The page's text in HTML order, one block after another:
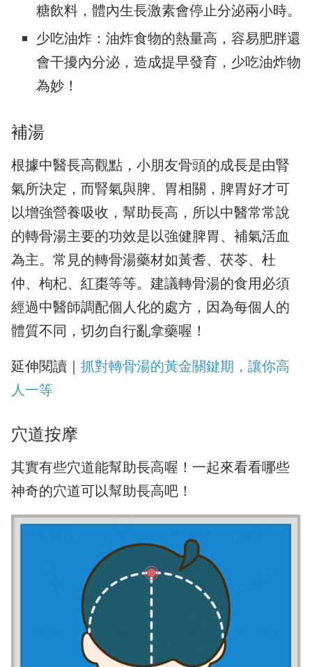
糖飲料，體內生長激素會停止分泌兩小時。
少吃油炸：油炸食物的熱量高，容易肥胖還
會干擾內分泌，造成提早發育，少吃油炸物
為妙！
補湯
根據中醫長高觀點，小朋友骨頭的成長是由腎
氣所決定，而腎氣與脾、胃相關，脾胃好才可
以增強營養吸收，幫助長高，所以中醫常常說
的轉骨湯主要的功效是以強健脾胃、補氣活血
為主。常見的轉骨湯藥材如黃耆、茯苓、杜
仲、枸杞、紅棗等等。建議轉骨湯的食用必須
經過中醫師調配個人化的處方，因為每個人的
體質不同，切勿自行亂拿藥喔！
延伸閱讀｜ 抓對轉骨湯的黃金關鍵期，讓你高
人一等
穴道按摩
其實有些穴道能幫助長高喔！一起來看看哪些
神奇的穴道可以幫助長高吧！